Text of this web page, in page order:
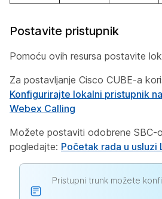
Postavite pristupnik
Pomoću ovih resursa postavite
Za postavljanje Cisco CUBE-a
Konfigurirajte lokalni pristupnik
Webex Calling
Možete postaviti odobrene SBC-
pogledajte: Početak rada u
Pristupni trunk možete